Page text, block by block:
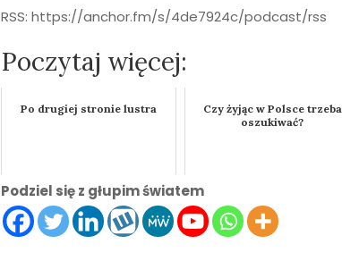
RSS: https://anchor.fm/s/4de7924c/podcast/rss
Poczytaj więcej:
Po drugiej stronie lustra
Czy żyjąc w Polsce trzeba
oszukiwać?
Podziel się z głupim światem